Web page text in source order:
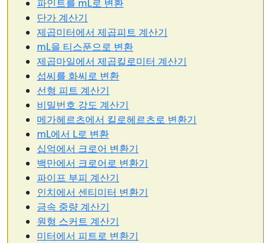
파인트를 mL로 변환
단가 계산기
제곱미터에서 제곱피트 계산기
mL을 티스푼으로 변환
제곱마일에서 제곱킬로미터 계산기
섭씨를 화씨로 변환
선형 피트 계산기
비밀번호 강도 계산기
메가헤르츠에서 킬로헤르츠로 변환기
mL에서 L로 변환
십억에서 크로어 변환기
백만에서 크로어로 변환기
파이프 부피 계산기
인치에서 센티미터 변환기
금속 중량 계산기
원형 스커트 계산기
미터에서 피트로 변환기